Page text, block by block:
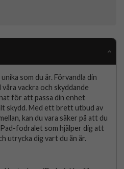
som du är. Förvandla din
vackra och skyddande
för att passa din enhet
skydd. Med ett brett utbud av
kan du vara säker på att du
fodralet som hjälper dig att
utrycka dig vart du än är.